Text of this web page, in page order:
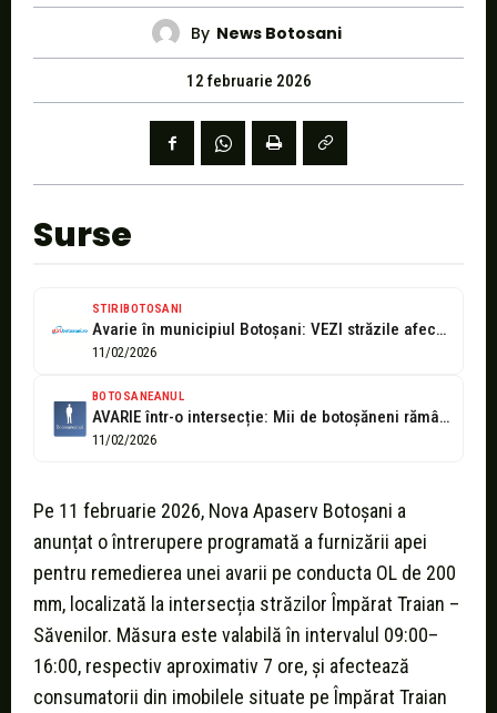
By News Botosani
12 februarie 2026
Surse
STIRIBOTOSANI
Avarie în municipiul Botoșani: VEZI străzile afectate de sistarea apei, începând cu...
11/02/2026
BOTOSANEANUL
AVARIE într-o intersecție: Mii de botoșăneni rămân fără apă
11/02/2026
Pe 11 februarie 2026, Nova Apaserv Botoșani a
anunțat o întrerupere programată a furnizării apei
pentru remedierea unei avarii pe conducta OL de 200
mm, localizată la intersecția străzilor Împărat Traian –
Săvenilor. Măsura este valabilă în intervalul 09:00–
16:00, respectiv aproximativ 7 ore, și afectează
consumatorii din imobilele situate pe Împărat Traian